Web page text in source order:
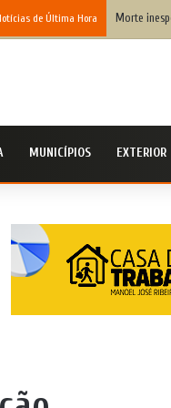
de Última Hora Morte
MUNICÍPIOS EXTERIOR